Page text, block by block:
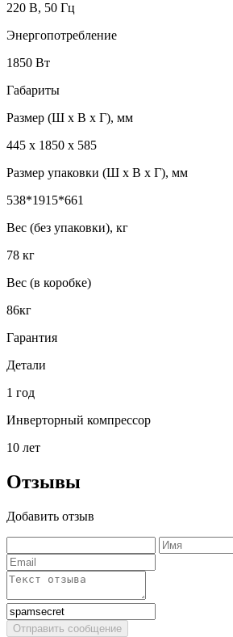
220 В, 50 Гц
Энергопотребление
1850 Вт
Габариты
Размер (Ш x В x Г), мм
445 x 1850 x 585
Размер упаковки (Ш x В x Г), мм
538*1915*661
Вес (без упаковки), кг
78 кг
Вес (в коробке)
86кг
Гарантия
Детали
1 год
Инверторный компрессор
10 лет
Отзывы
Добавить отзыв
Отправить сообщение